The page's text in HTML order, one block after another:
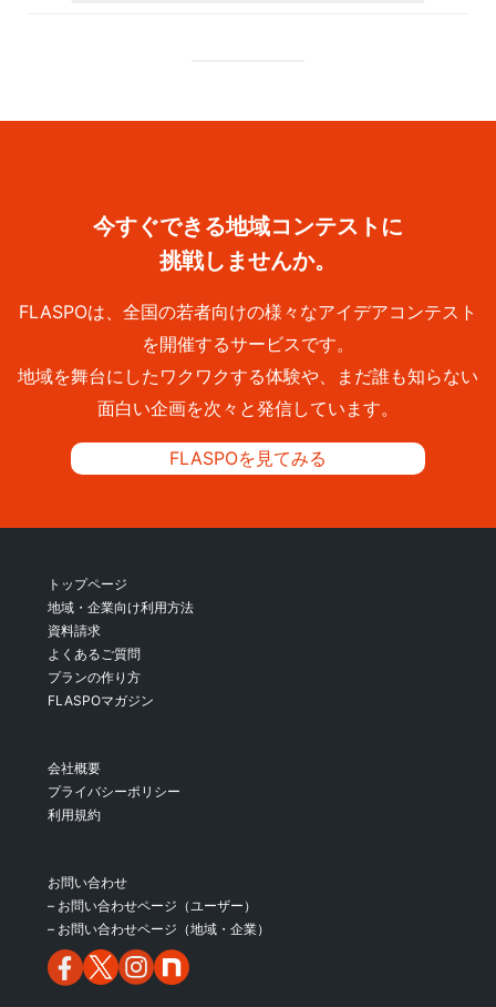
今すぐできる地域コンテストに
挑戦しませんか。
FLASPOは、全国の若者向けの様々なアイデアコンテスト
を開催するサービスです。
地域を舞台にしたワクワクする体験や、まだ誰も知らない
面白い企画を次々と発信しています。
FLASPOを見てみる
トップページ
地域・企業向け利用方法
資料請求
よくあるご質問
プランの作り方
FLASPOマガジン
会社概要
プライバシーポリシー
利用規約
お問い合わせ
– お問い合わせページ（ユーザー）
– お問い合わせページ（地域・企業）